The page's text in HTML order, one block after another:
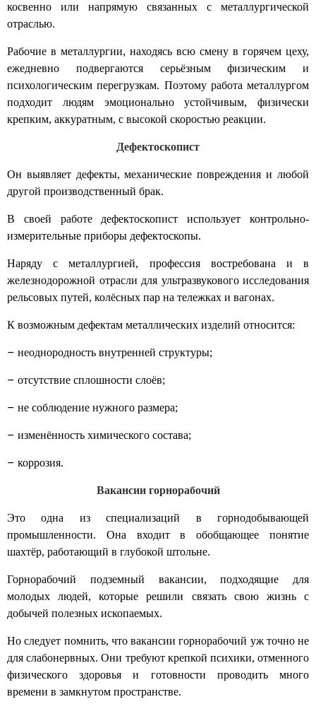
косвенно или напрямую связанных с металлургической
отраслью.
Рабочие в металлургии, находясь всю смену в горячем цеху,
ежедневно подвергаются серьёзным физическим и
психологическим перегрузкам. Поэтому работа металлургом
подходит людям эмоционально устойчивым, физически
крепким, аккуратным, с высокой скоростью реакции.
Дефектоскопист
Он выявляет дефекты, механические повреждения и любой
другой производственный брак.
В своей работе дефектоскопист
использует контрольно-
измерительные приборы дефектоскопы.
Наряду с металлургией, профессия востребована и в
железнодорожной отрасли для ультразвукового исследования
рельсовых путей, колёсных пар на тележках и вагонах.
К возможным дефектам металлических изделий относится:
– неоднородность внутренней структуры;
– отсутствие сплошности слоёв;
– не соблюдение нужного размера;
– изменённость химического состава;
– коррозия.
Вакансии горнорабочий
Это одна из специализаций в горнодобывающей
промышленности. Она входит в обобщающее понятие
шахтёр, работающий в глубокой штольне.
Горнорабочий подземный вакансии,
подходящие для
молодых людей, которые решили связать свою жизнь с
добычей полезных ископаемых.
Но следует помнить, что вакансии горнорабочий уж точно не
для слабонервных. Они требуют крепкой психики, отменного
физического здоровья и готовности проводить много
времени в замкнутом пространстве.